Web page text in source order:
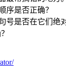
序是否正确？
号是否在它们绝